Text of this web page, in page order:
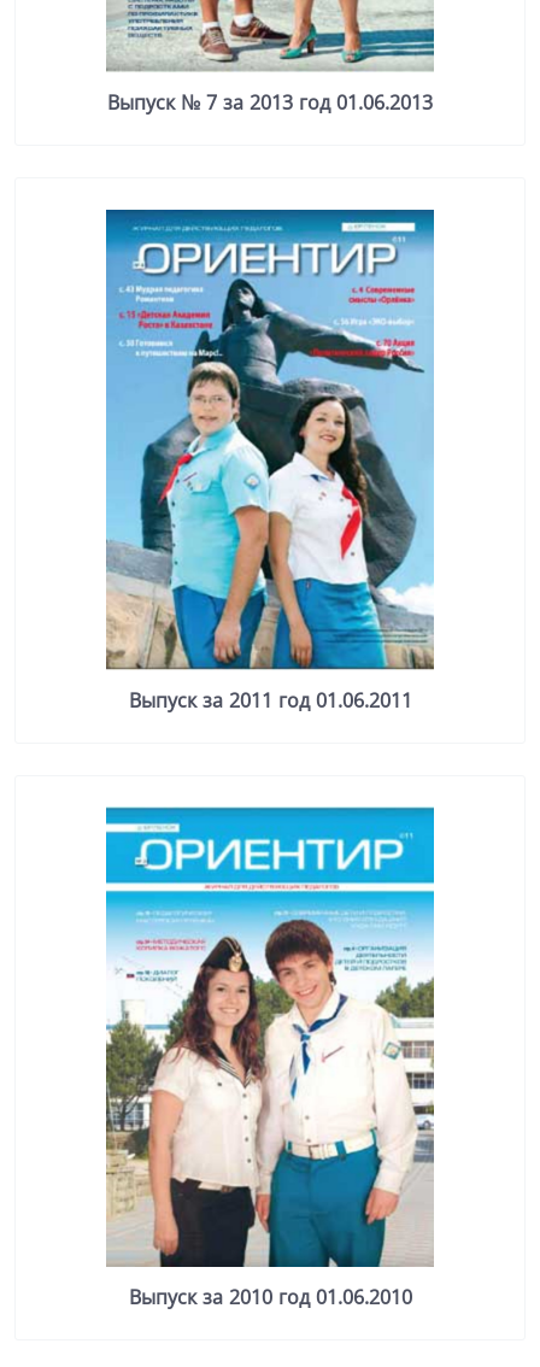
Выпуск № 7 за 2013 год 01.06.2013
Выпуск за 2011 год 01.06.2011
Выпуск за 2010 год 01.06.2010